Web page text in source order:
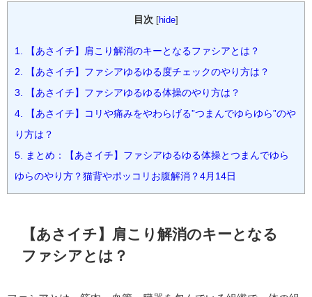
目次 [hide]
1. 【あさイチ】肩こり解消のキーとなるファシアとは？
2. 【あさイチ】ファシアゆるゆる度チェックのやり方は？
3. 【あさイチ】ファシアゆるゆる体操のやり方は？
4. 【あさイチ】コリや痛みをやわらげる”つまんでゆらゆら”のや
り方は？
5. まとめ：【あさイチ】ファシアゆるゆる体操とつまんでゆら
ゆらのやり方？猫背やポッコリお腹解消？4月14日
【あさイチ】肩こり解消のキーとなる
ファシアとは？